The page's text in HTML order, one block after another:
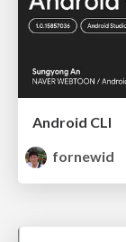
Android CLI
fornewid